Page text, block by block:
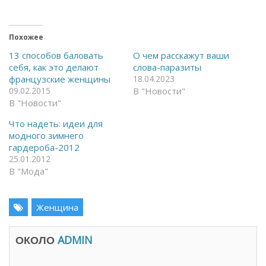
т
ь
а
F
a
c
e
b
o
(
О
т
к
р
ы
в
а
с
в
о
в
о
с
я
в
T
e
e
a
m
(
О
т
е
т
с
в
н
о
Похожее
13 способов баловать
себя, как это делают
французские женщины
09.02.2015
В "Новости"
О чем расскажут ваши
слова-паразиты
18.04.2023
В "Новости"
Что надеть: идеи для
модного зимнего
гардероба-2012
25.01.2012
В "Мода"
Женщина
ОКОЛО ADMIN